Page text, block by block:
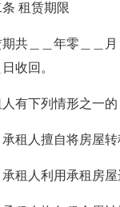
租赁期限
共＿＿年零＿＿
收回。
人有下列情形之一
承租人擅自将房屋
承租人利用承租房